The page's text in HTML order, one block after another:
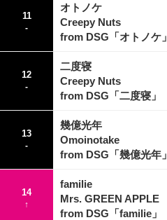
11
-
オトノケ
Creepy Nuts
from DSG「オトノケ」
12
-
二度寝
Creepy Nuts
from DSG「二度寝」
13
-
幾億光年
Omoinotake
from DSG「幾億光年」
14
↑
familie
Mrs. GREEN APPLE
from DSG「familie」